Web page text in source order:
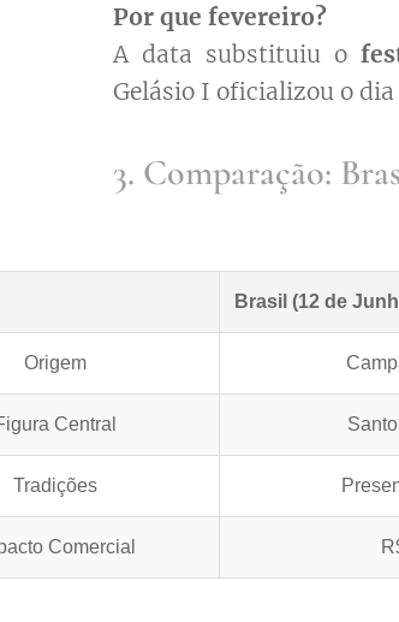
Por que fevereiro?
A data substituiu o
Gelásio I oficializou o
3. Comparação:
Brasil (12 de
Origem
Central
Tradições
Comercial